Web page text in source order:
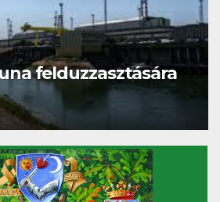
felduzzasztására